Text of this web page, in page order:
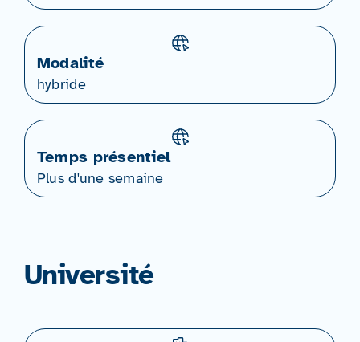
Modalité
hybride
Temps présentiel
Plus d'une semaine
Université